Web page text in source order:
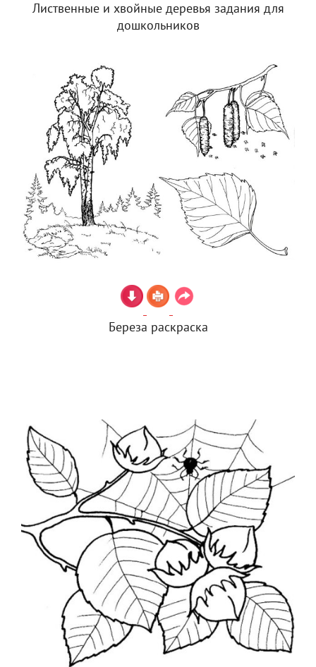
Лиственные и хвойные деревья задания для
дошкольников
Береза раскраска